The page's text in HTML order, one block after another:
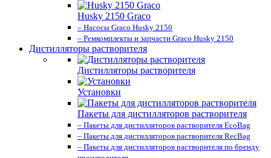
Husky 2150 Graco
– Насосы Graco Husky 2150
– Ремкомплекты и запчасти Graco Husky 2150
Дистилляторы растворителя
Дистилляторы растворителя
Установки
Пакеты для дистилляторов растворителя
– Пакеты для дистилляторов растворителя EcoBag
– Пакеты для дистилляторов растворителя RecBag
– Пакеты для дистилляторов растворителя по бренду